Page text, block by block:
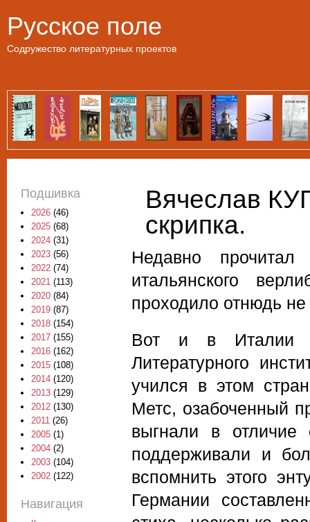
Русское поле
Содружество литературных проектов
Вячеслав
скрипка.
Недавно
итальянского
проходило отнюдь не
Вот и в Италии
Литературного
учился в этом
Метc, озабоченный
выгнали в отличие
поддерживали и
вспомнить этого
Германии
Подшивка
2026 (46)
2025 (68)
2024 (31)
2023 (56)
2022 (74)
2021 (113)
2020 (84)
2019 (87)
2018 (154)
2017 (155)
2016 (162)
2015 (108)
2014 (120)
2013 (129)
2012 (130)
2011 (26)
2005 (1)
2004 (2)
2003 (104)
2002 (122)
Навигация